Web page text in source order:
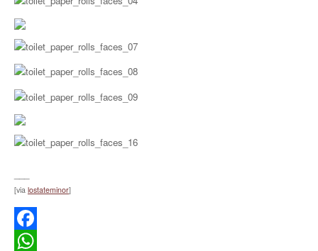
[via lostateminor]
Facebook